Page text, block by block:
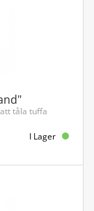
tåla tuffa
I Lager